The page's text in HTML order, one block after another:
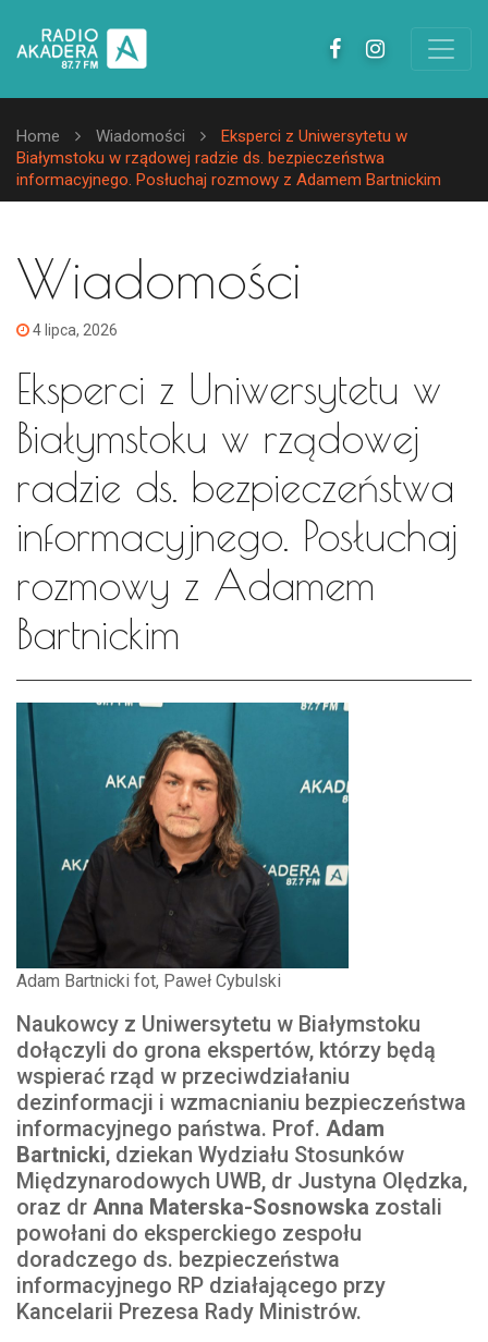
Home Wiadomości
Eksperci z Uniwersytetu w
Białymstoku w rządowej radzie ds. bezpieczeństwa
informacyjnego. Posłuchaj rozmowy z Adamem Bartnickim
Wiadomości
4 lipca, 2026
Eksperci z Uniwersytetu w
Białymstoku w rządowej
radzie ds. bezpieczeństwa
informacyjnego. Posłuchaj
rozmowy z Adamem
Bartnickim
Adam Bartnicki fot, Paweł Cybulski
Naukowcy z Uniwersytetu w Białymstoku
dołączyli do grona ekspertów, którzy będą
wspierać rząd w przeciwdziałaniu
dezinformacji i wzmacnianiu bezpieczeństwa
informacyjnego państwa. Prof. Adam
Bartnicki, dziekan Wydziału Stosunków
Międzynarodowych UWB, dr Justyna Olędzka,
oraz dr Anna Materska-Sosnowska zostali
powołani do eksperckiego zespołu
doradczego ds. bezpieczeństwa
informacyjnego RP działającego przy
Kancelarii Prezesa Rady Ministrów.